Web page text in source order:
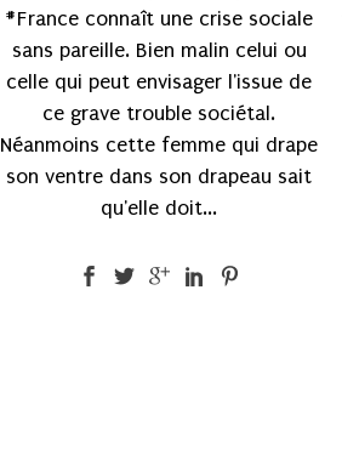
#France connaît une crise sociale
sans pareille. Bien malin celui ou
celle qui peut envisager l'issue de
ce grave trouble sociétal.
Néanmoins cette femme qui drape
son ventre dans son drapeau sait
qu'elle doit...